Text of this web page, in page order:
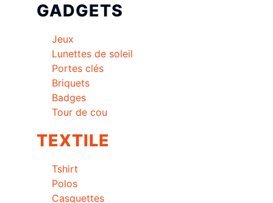
GADGETS
Jeux
Lunettes de soleil
Portes clés
Briquets
Badges
Tour de cou
TEXTILE
Tshirt
Polos
Casquettes